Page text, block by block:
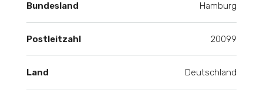
Bundesland Hamburg
Postleitzahl 20099
Land Deutschland